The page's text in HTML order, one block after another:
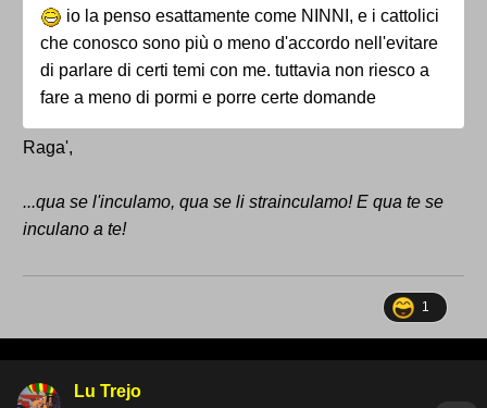
io la penso esattamente come NINNI, e i cattolici
che conosco sono più o meno d'accordo nell'evitare
di parlare di certi temi con me. tuttavia non riesco a
fare a meno di pormi e porre certe domande
Raga',
...qua se l'inculamo, qua se li strainculamo! E qua te se
inculano a te!
1
Lu Trejo